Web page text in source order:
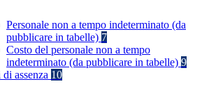
Personale non a tempo indeterminato (da
pubblicare in tabelle) 7
Costo del personale non a tempo
indeterminato (da pubblicare in tabelle) 9
di assenza 10